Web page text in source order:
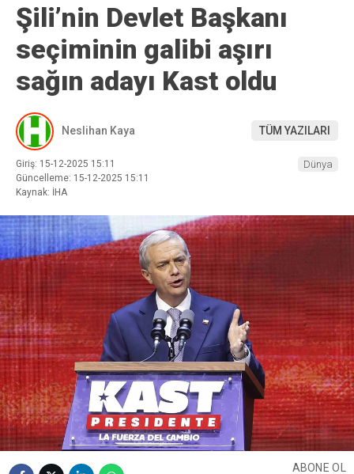
Şili’nin Devlet Başkanı
seçiminin galibi aşırı
sağın adayı Kast oldu
Neslihan Kaya TÜM YAZILARI
Giriş: 15-12-2025 15:11
Güncelleme: 15-12-2025 15:11
Kaynak: İHA
Dünya
ABONE OL